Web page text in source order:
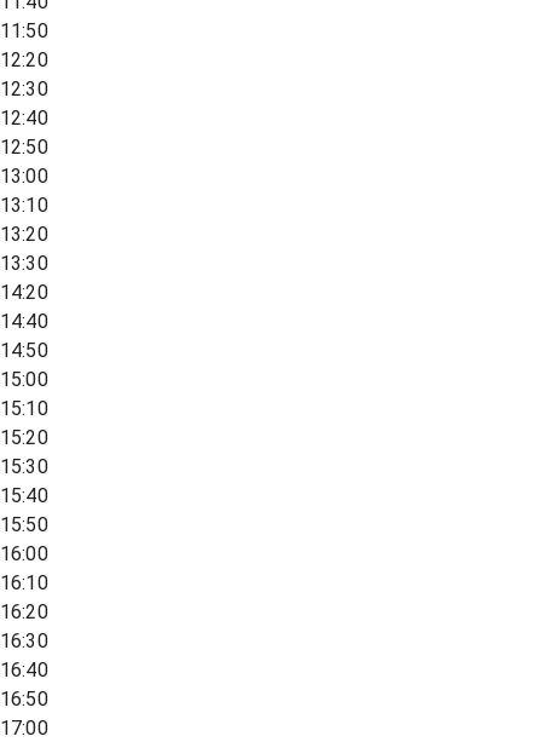
11:50
12:20
12:30
12:40
12:50
13:00
13:10
13:20
13:30
14:20
14:40
14:50
15:00
15:10
15:20
15:30
15:40
15:50
16:00
16:10
16:20
16:30
16:40
16:50
17:00